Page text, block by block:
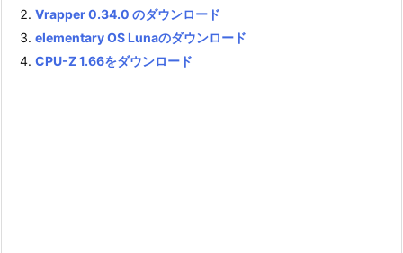
Vrapper 0.34.0 のダウンロード
elementary OS Lunaのダウンロード
CPU-Z 1.66をダウンロード